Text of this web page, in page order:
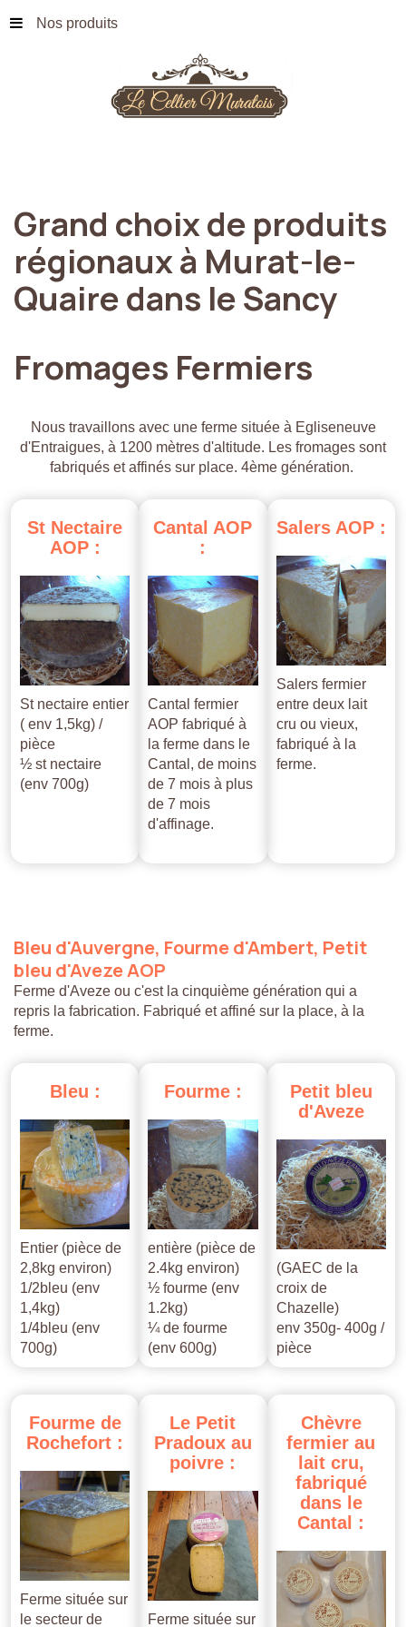
Nos produits
Grand choixde produits
régionauxà Murat-le-
Quairedans leSancy
Fromages Fermiers
Nous travaillons avec une ferme située à Egliseneuve
d'Entraigues, à 1200 mètres d'altitude. Les fromages sont
fabriqués et affinés sur place. 4ème génération.
St Nectaire
AOP :
St nectaire entier
( env 1,5kg) /
pièce
½ st nectaire
(env 700g)
Cantal AOP
:
Cantal fermier
AOP fabriqué à
la ferme dans le
Cantal, de moins
de 7 mois à plus
de 7 mois
d'affinage.
Salers AOP :
Salers fermier
entre deux lait
cru ou vieux,
fabriqué à la
ferme.
Bleu d'Auvergne, Fourmed'Ambert, Petit
bleu d'AvezeAOP
Ferme d'Aveze ou c'est la cinquième génération qui a
repris la fabrication. Fabriqué et affiné sur la place, à la
ferme.
Bleu :
Entier (pièce de
2,8kg environ)
1/2bleu (env
1,4kg)
1/4bleu (env
700g)
Fourme :
entière (pièce de
2.4kg environ)
½ fourme (env
1.2kg)
¼ de fourme
(env 600g)
Petit bleu
d'Aveze
(GAEC de la
croix de
Chazelle)
env 350g- 400g /
pièce
Fourme de
Rochefort :
Ferme située sur
le secteur de
Le Petit
Pradoux au
poivre :
Ferme située sur
Chèvre
fermier au
lait cru,
fabriqué
dans le
Cantal :